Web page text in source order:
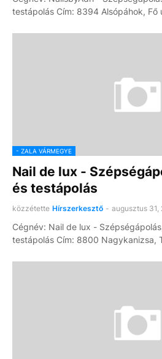
testápolás Cím: 8394 Alsópáhok, Fő
- ZALA VÁRMEGYE
Nail de lux -
és testápolás
közzétette Hírszerkesztő - augusztus 31,
Cégnév: Nail de lux -
testápolás Cím: 8800 Nagykanizsa,